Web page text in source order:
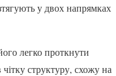
у двох напрямках
легко проткнути
структуру, схожу на